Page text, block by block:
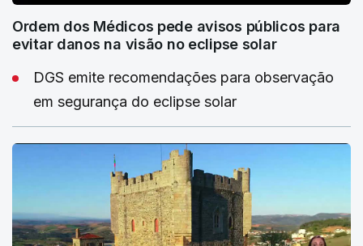
Ordem dos Médicos pede avisos públicos para
evitar danos na visão no eclipse solar
DGS emite recomendações para observação
em segurança do eclipse solar